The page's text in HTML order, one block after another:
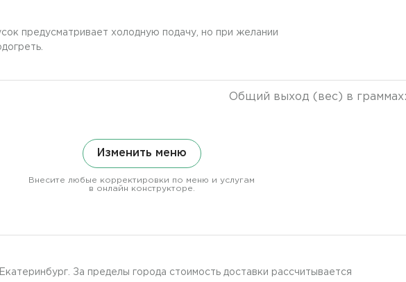
предусматривает холодную подачу, но при желании
Общий выход (вес) в граммах:
Изменить меню
Внесите любые корректировки по меню и услугам
в онлайн конструкторе.
За пределы города стоимость доставки рассчитывается